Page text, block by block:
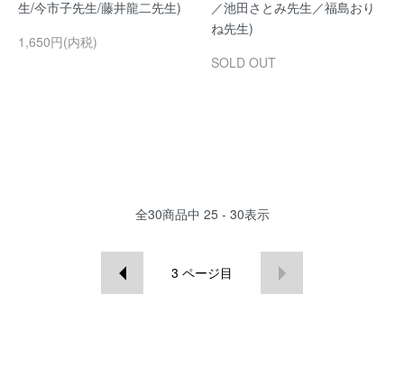
生/今市子先生/藤井龍二先生)
1,650円(内税)
／池田さとみ先生／福島おり
ね先生)
SOLD OUT
全30商品中 25 - 30表示
3 ページ目